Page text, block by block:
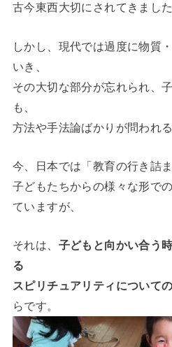
古今東西大切にされてきました
しかし、現代では過度に物質
いき、
その大切な部分が忘れられ、
も、
方法や手法論ばかりが問われ
今、日本では「教育の行き詰
子どもたちからの様々な形で
ていますが、
それは、 子どもと向かい合う
る
スピリチュアリティについて
らです。